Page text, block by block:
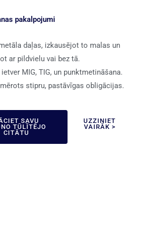
pakalpojumi
daļas, izkausējot to malas un
ar pildvielu vai bez tā.
MIG, TIG, un punktmetināšana.
stipru, pastāvīgas obligācijas.
SAVU
TŪLĪTĒJO
CITĀTU
UZZINIET
VAIRĀK >